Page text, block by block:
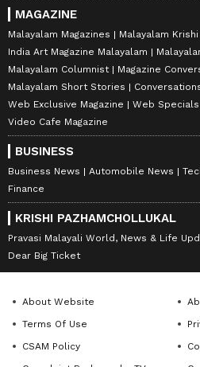
MAGAZINE
Malayalam Magazines
Malayalam
India Art Magazine Malayalam
Malayalam Columnist
Magazine
Malayalam Short Stories
Web Exclusive Magazine
Web Specials
Video Cafe Magazine
BUSINESS
Business News Automobile News
Finance
KRISHI PAZHAMCHOLLUKAL
Pravasi Malayali World, News & Life
Dear Big Ticket
About Website
Terms Of Use
CSAM Policy